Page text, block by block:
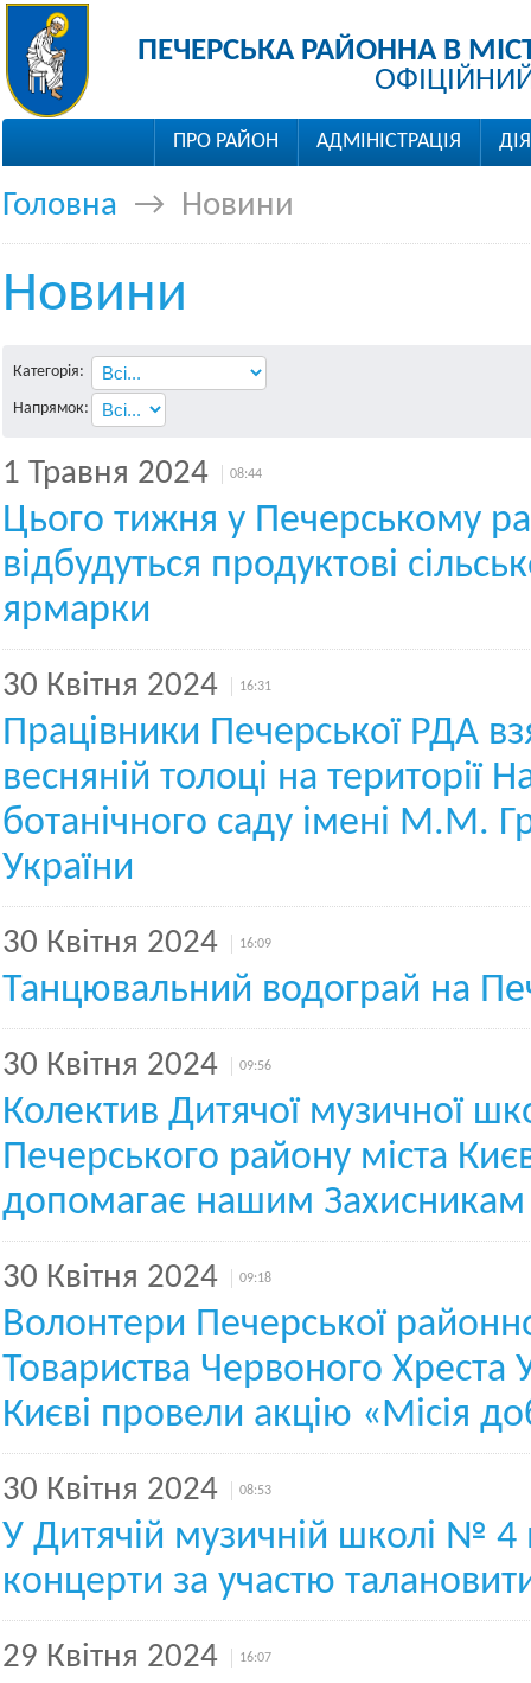
ПЕЧЕРСЬКА РАЙОННА В
ПРО РАЙОН АДМІНІСТРАЦІЯ
Головна → Новини
Новини
Категорія:
Напрямок:
1 Травня 2024 08:44
Цього тижня у Печерському
відбудуться продуктові
ярмарки
30 Квітня 2024 16:31
Працівники Печерської РДА
весняній толоці на території
ботанічного саду імені М.М.
України
30 Квітня 2024 16:09
Танцювальний водограй на
30 Квітня 2024 09:56
Колектив Дитячої музичної
Печерського району міста
допомагає нашим Захисникам
30 Квітня 2024 09:18
Волонтери Печерської
Товариства Червоного Хреста
Києві провели акцію «Місія
30 Квітня 2024 08:53
У Дитячій музичній школі № 4
концерти за участю
29 Квітня 2024 16:07